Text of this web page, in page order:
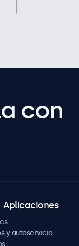
con
Aplicaciones
y autoservicio